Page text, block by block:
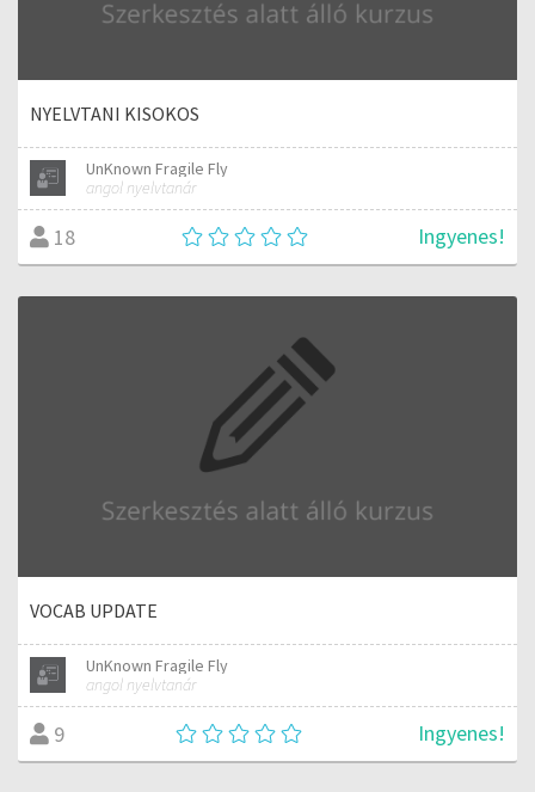
NYELVTANI KISOKOS
UnKnown Fragile Fly
angol nyelvtanár
18 Ingyenes!
VOCAB UPDATE
UnKnown Fragile Fly
angol nyelvtanár
9 Ingyenes!